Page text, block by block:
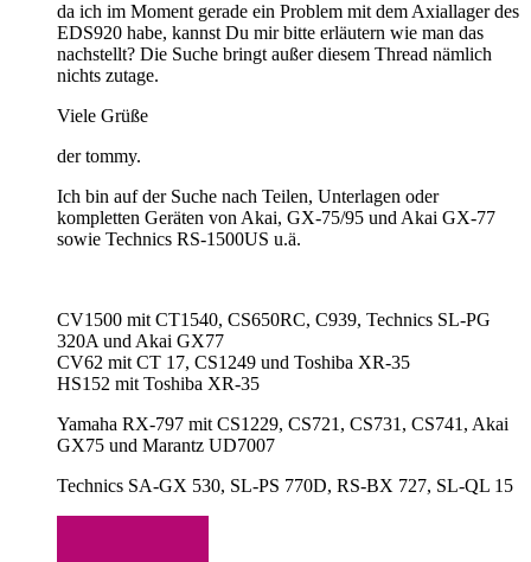
da ich im Moment gerade ein Problem mit dem Axiallager des
EDS920 habe, kannst Du mir bitte erläutern wie man das
nachstellt? Die Suche bringt außer diesem Thread nämlich
nichts zutage.
Viele Grüße
der tommy.
Ich bin auf der Suche nach Teilen, Unterlagen oder
kompletten Geräten von Akai, GX-75/95 und Akai GX-77
sowie Technics RS-1500US u.ä.
CV1500 mit CT1540, CS650RC, C939, Technics SL-PG
320A und Akai GX77
CV62 mit CT 17, CS1249 und Toshiba XR-35
HS152 mit Toshiba XR-35
Yamaha RX-797 mit CS1229, CS721, CS731, CS741, Akai
GX75 und Marantz UD7007
Technics SA-GX 530, SL-PS 770D, RS-BX 727, SL-QL 15